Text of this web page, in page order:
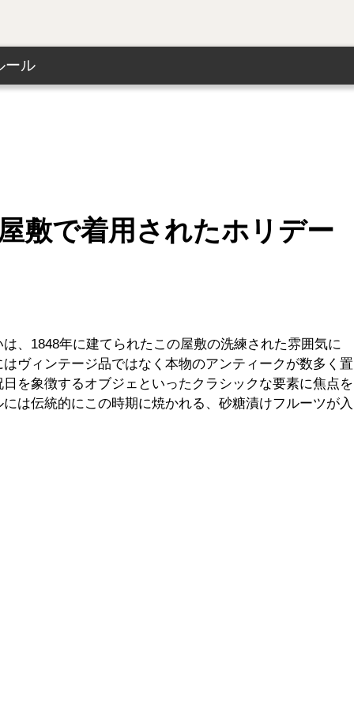
ール
敷で着用されたホリデー
、1848年に建てられたこの屋敷の洗練された雰囲気に
ヴィンテージ品ではなく本物のアンティークが数多く置
を象徴するオブジェといったクラシックな要素に焦点を
は伝統的にこの時期に焼かれる、砂糖漬けフルーツが入